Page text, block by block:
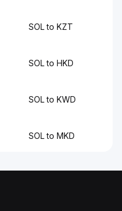
SOL to KZT
SOL to HKD
SOL to KWD
SOL to MKD